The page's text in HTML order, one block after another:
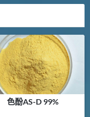
色酚AS-D 99%